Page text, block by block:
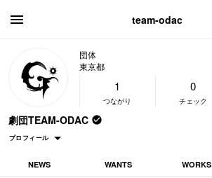
team-odac
団体
東京都
1
つながり
0
チェック
劇団TEAM-ODAC
プロフィール
企業名 劇団TEAM-ODAC
NEWS WANTS WORKS